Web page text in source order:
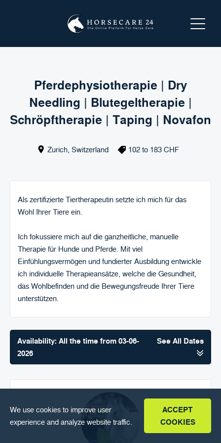
ABOUT HORSECARE24
FAQ ENGLISH
Pferdephysiotherapie | Dry
Needling | Blutegeltherapie |
Schröpftherapie | Taping | Novafon
Zurich, Switzerland 102 to 183 CHF
Als zertifizierte Tiertherapeutin setzte ich mich für das
Wohl Ihrer Tiere ein.
Ich fokussiere mich auf die ganzheitliche, manuelle
Therapie für Hunde und Pferde. Mit viel
Einfühlungsvermögen und fundierter Ausbildung entwickle
ich individuelle Therapieansätze, welche die Gesundheit,
das Wohlbefinden und die Bewegungsfreude Ihrer Tiere
unterstützen. ​
Availability: All the time from 03-06-
2026
See All Dates
We use cookies to improve user
experience and analyze website traffic.
ACCEPT
COOKIES